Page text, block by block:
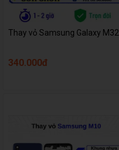
Thay vỏ Samsung Galaxy M32
340.000đ